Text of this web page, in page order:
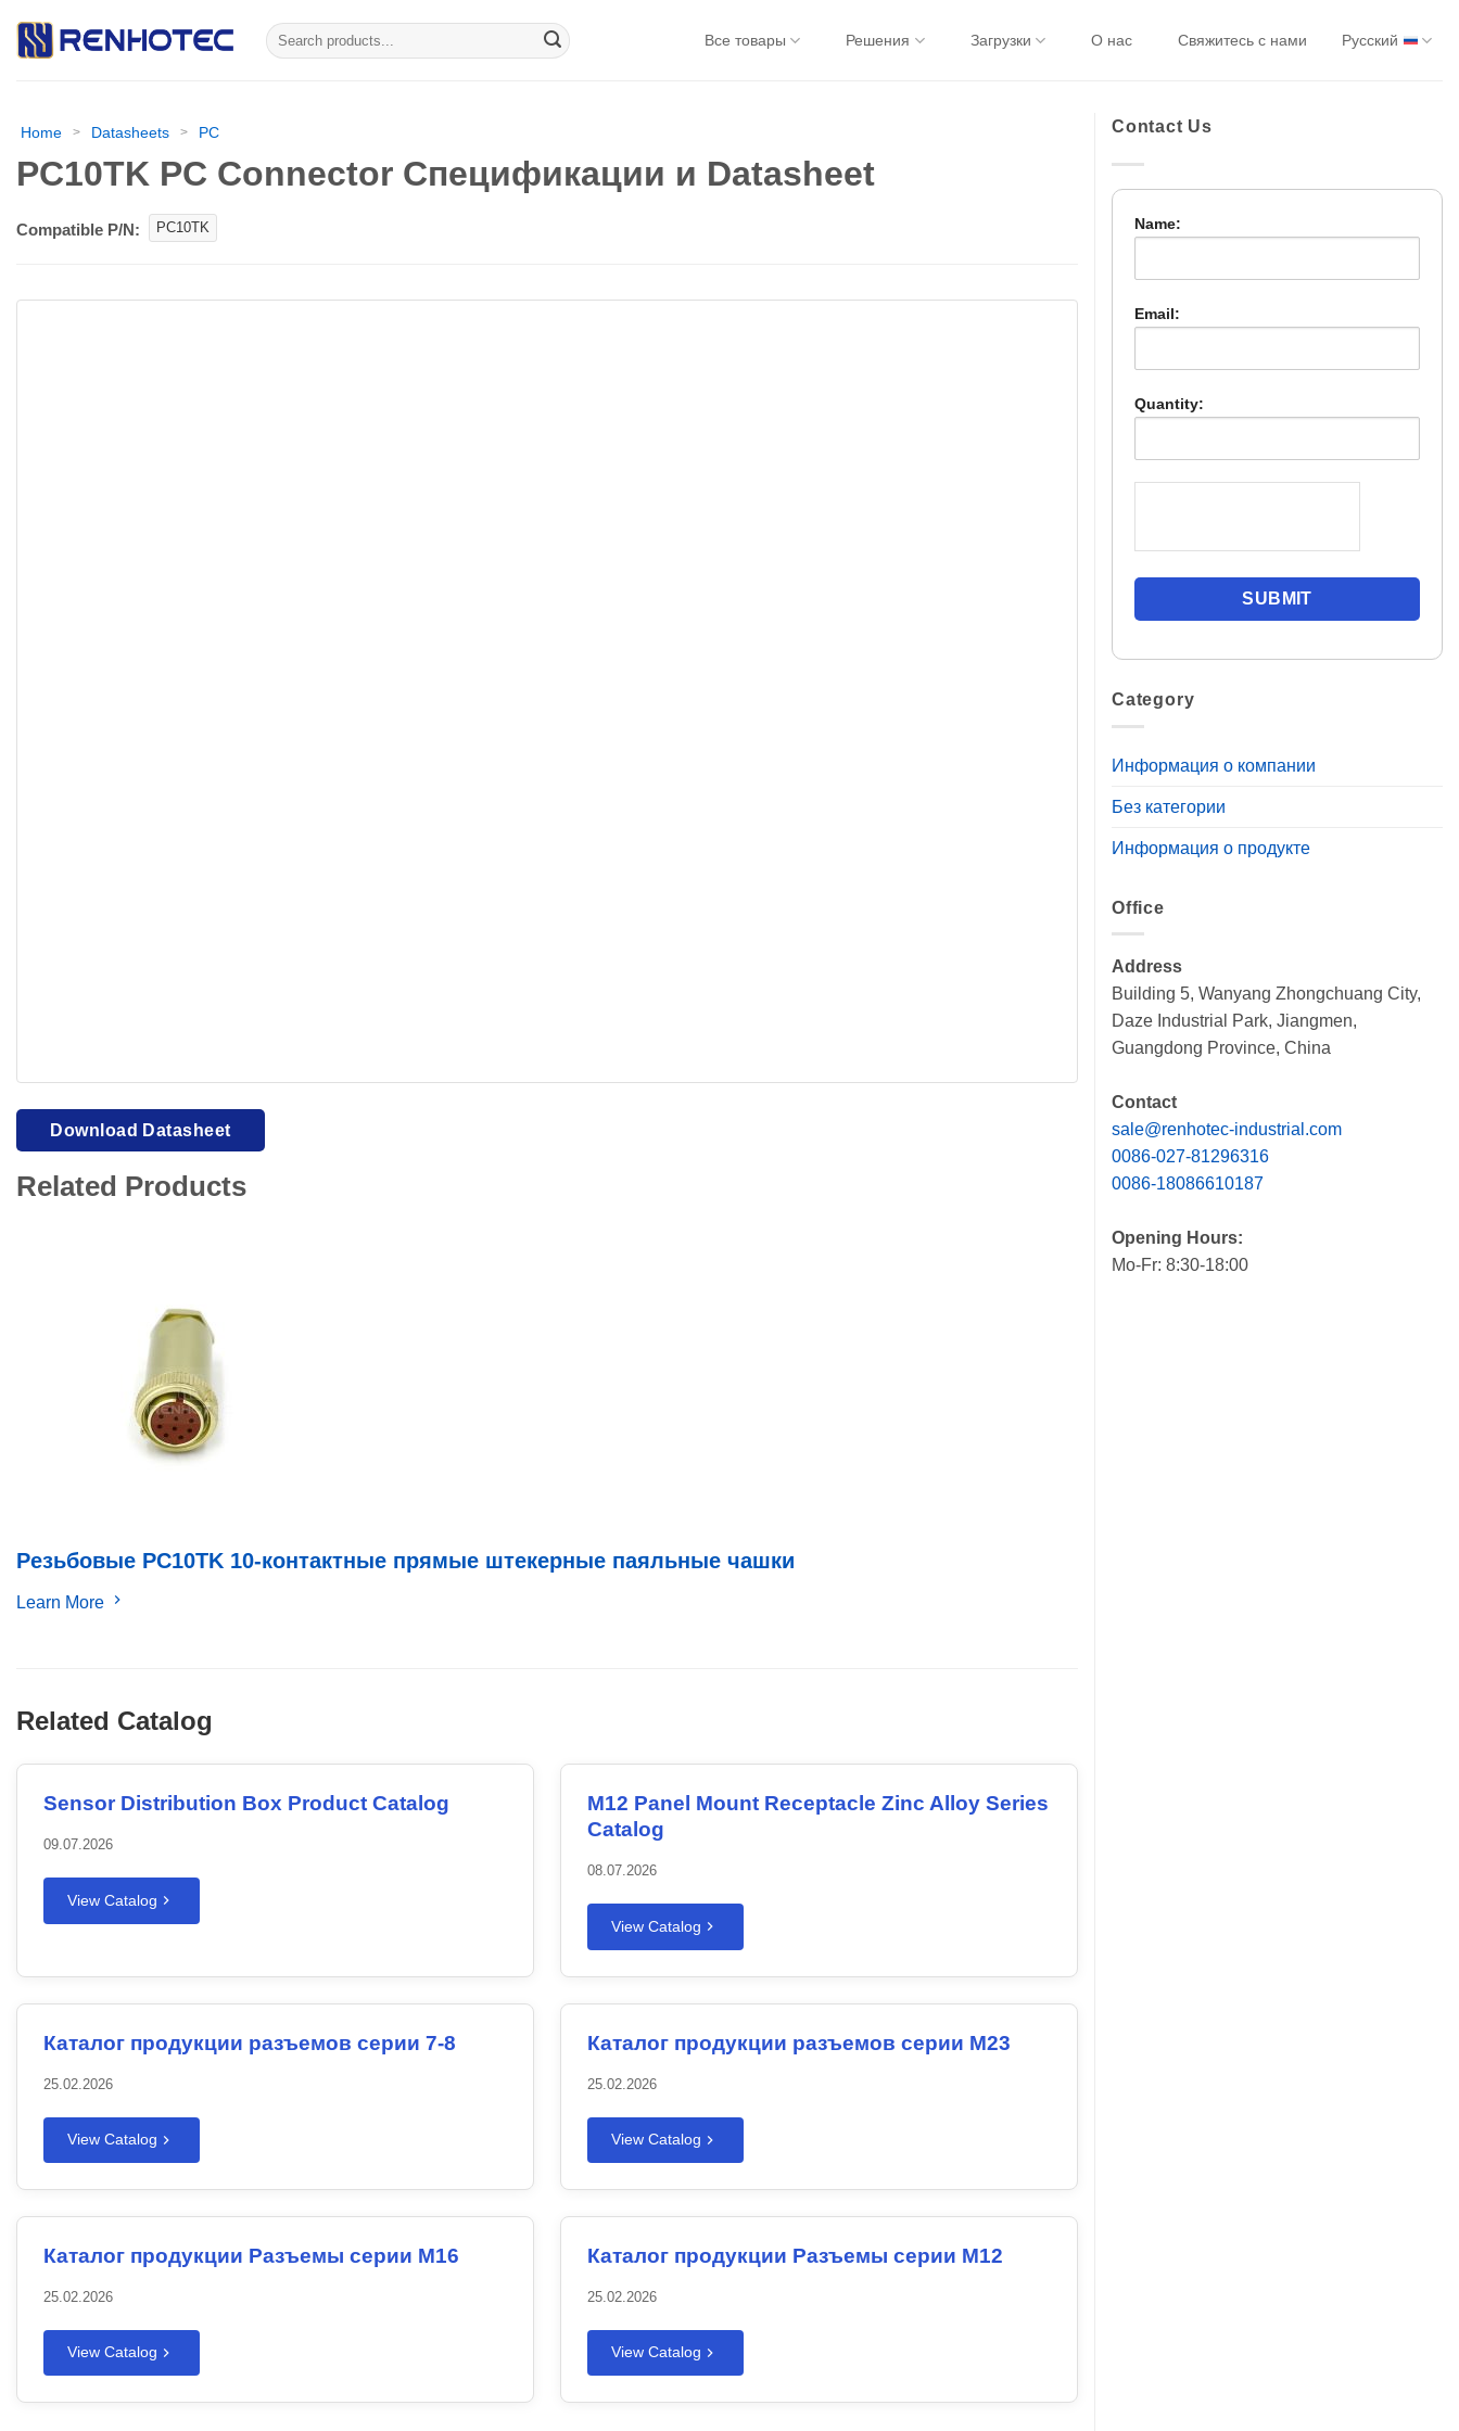
Искать:
Все товары Решения Загрузки О нас Свяжитесь с нами Русский
Home > Datasheets > PC
PC10TK PC Connector Спецификации и Datasheet
Compatible P/N: PC10TK
Download Datasheet
Related Products
Резьбовые PC10TK 10-контактные прямые штекерные паяльные чашки
Learn More
Related Catalog
Sensor Distribution Box Product Catalog
09.07.2026
View Catalog
M12 Panel Mount Receptacle Zinc Alloy Series
Catalog
08.07.2026
View Catalog
Каталог продукции разъемов серии 7-8
25.02.2026
View Catalog
Каталог продукции разъемов серии M23
25.02.2026
View Catalog
Каталог продукции Разъемы серии M16
25.02.2026
View Catalog
Каталог продукции Разъемы серии M12
25.02.2026
View Catalog
Contact Us
Name:
Email:
Quantity:
Category
Информация о компании
Без категории
Информация о продукте
Office
Address
Building 5, Wanyang Zhongchuang City,
Daze Industrial Park, Jiangmen,
Guangdong Province, China
Contact
sale@renhotec-industrial.com
0086-027-81296316
0086-18086610187
Opening Hours:
Mo-Fr: 8:30-18:00